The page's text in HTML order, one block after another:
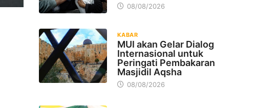
08/08/2026
KABAR
MUI akan Gelar Dialog
Internasional untuk
Peringati Pembakaran
Masjidil Aqsha
08/08/2026